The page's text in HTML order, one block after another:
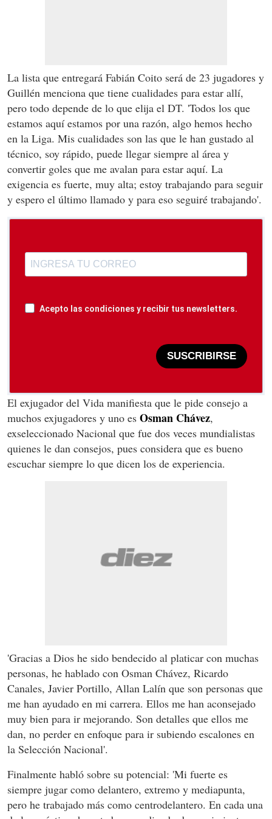
La lista que entregará Fabián Coito será de 23 jugadores y
Guillén menciona que tiene cualidades para estar allí,
pero todo depende de lo que elija el DT. 'Todos los que
estamos aquí estamos por una razón, algo hemos hecho
en la Liga. Mis cualidades son las que le han gustado al
técnico, soy rápido, puede llegar siempre al área y
convertir goles que me avalan para estar aquí. La
exigencia es fuerte, muy alta; estoy trabajando para seguir
y espero el último llamado y para eso seguiré trabajando'.
Acepto las condiciones y recibir tus newsletters.
SUSCRIBIRSE
El exjugador del Vida manifiesta que le pide consejo a
muchos exjugadores y uno es Osman Chávez,
exseleccionado Nacional que fue dos veces mundialistas
quienes le dan consejos, pues considera que es bueno
escuchar siempre lo que dicen los de experiencia.
'Gracias a Dios he sido bendecido al platicar con muchas
personas, he hablado con Osman Chávez, Ricardo
Canales, Javier Portillo, Allan Lalín que son personas que
me han ayudado en mi carrera. Ellos me han aconsejado
muy bien para ir mejorando. Son detalles que ellos me
dan, no perder en enfoque para ir subiendo escalones en
la Selección Nacional'.
Finalmente habló sobre su potencial: 'Mi fuerte es
siempre jugar como delantero, extremo y mediapunta,
pero he trabajado más como centrodelantero. En cada una